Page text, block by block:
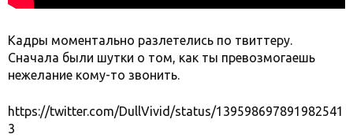
Кадры моментально разлетелись по твиттеру.
Сначала были шутки о том, как ты превозмогаешь
нежелание кому-то звонить.
https://twitter.com/DullVivid/status/139598697891982541
3